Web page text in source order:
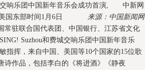
响乐团中国新年音乐会成功首演
来源：中国新闻网
, 中新网
国东部时间1月6日
常驻联合国代表团、中国银行、江苏省文化
Suzhou和费城交响乐团中国新年音乐
挥，来自中国、美国等10个国家的15位歌
诗作品，包括李白的《将进酒》《静夜